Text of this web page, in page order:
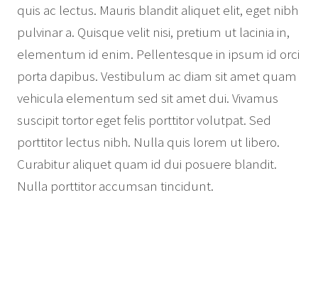
quis ac lectus. Mauris blandit aliquet elit, eget nibh
pulvinar a. Quisque velit nisi, pretium ut lacinia in,
elementum id enim. Pellentesque in ipsum id orci
porta dapibus. Vestibulum ac diam sit amet quam
vehicula elementum sed sit amet dui. Vivamus
suscipit tortor eget felis porttitor volutpat. Sed
porttitor lectus nibh. Nulla quis lorem ut libero.
Curabitur aliquet quam id dui posuere blandit.
Nulla porttitor accumsan tincidunt.